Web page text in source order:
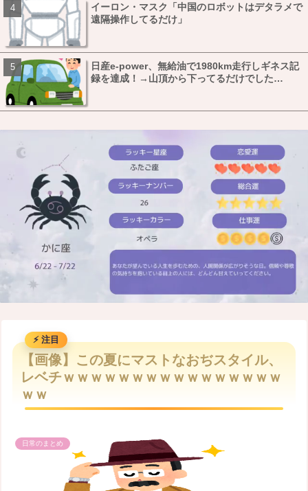
イーロン・マスク「中国のロボットはデタラメで
遠隔操作してるだけ」
日産e-power、無給油で1980km走行しギネス記
録を達成！→山頂から下ってるだけでした…
M
u
t
e
【画像】この夏にマストなおぢスタイル、
レベチｗｗｗｗｗｗｗｗｗｗｗｗｗｗｗｗ
ｗｗ
日常のまとめ